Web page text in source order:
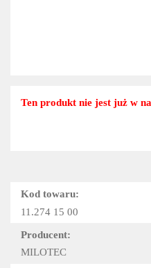
Kod towaru:
11.274 15 00
Producent:
MILOTEC
Ten produkt nie jest już w